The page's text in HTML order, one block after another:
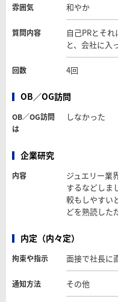
雰囲気 和やか
質問内容
自己PRとそ
と、会社に入
回数 4回
OB／OG訪問
OB／OG訪問
は
しなかった
企業研究
内容
ジュエリー業
するなどしま
較もしやすい
どを熟読した
内定（内々定）
拘束や指示 面接で社長に
通知方法 その他